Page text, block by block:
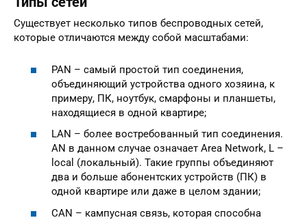
Существует несколько типов беспроводных сетей,
которые отличаются между собой масштабами:
PAN – самый простой тип соединения,
объединяющий устройства одного хозяина, к
примеру, ПК, ноутбук, смарфоны и планшеты,
находящиеся в одной квартире;
LAN – более востребованный тип соединения.
AN в данном случае означает Area Network, L –
local (локальный). Такие группы объединяют
два и больше абонентских устройств (ПК) в
одной квартире или даже в целом здании;
CAN – кампусная связь, которая способна